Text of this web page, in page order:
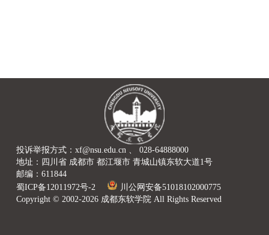
投诉举报方式：xf@nsu.edu.cn 、 028-64888000
地址：四川省 成都市 都江堰市 青城山镇东软大道1号
邮编：611844
蜀ICP备12011972号-2
川公网安备51018102000775
Copyright © 2002-2026 成都东软学院 All Rights Reserved